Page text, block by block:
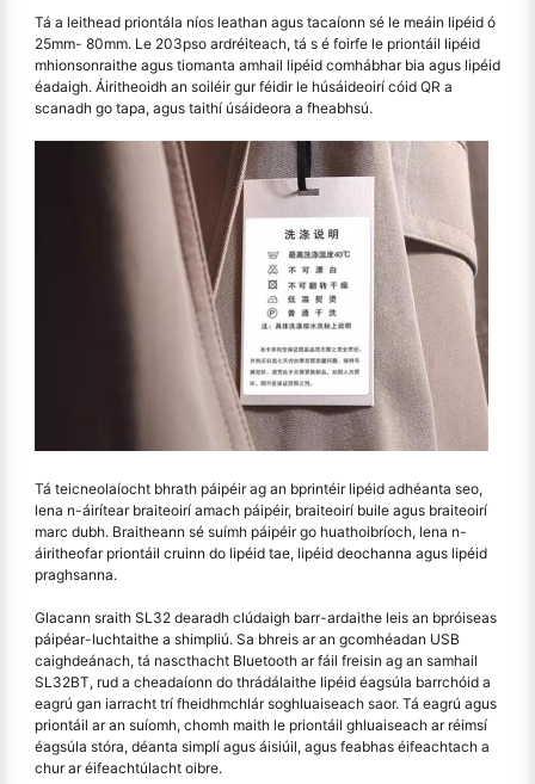
Tá a leithead priontála níos leathan agus tacaíonn sé le meáin lipéid ó
25mm- 80mm. Le 203pso ardréiteach, tá s é foirfe le priontáil lipéid
mhionsonraithe agus tiomanta amhail lipéid comhábhar bia agus lipéid
éadaigh. Áiritheoidh an soiléir gur féidir le húsáideoirí cóid QR a
scanadh go tapa, agus taithí úsáideora a fheabhsú.
Tá teicneolaíocht bhrath páipéir ag an bprintéir lipéid adhéanta seo,
lena n-áirítear braiteoirí amach páipéir, braiteoirí buile agus braiteoirí
marc dubh. Braitheann sé suímh páipéir go huathoibríoch, lena n-
áiritheofar priontáil cruinn do lipéid tae, lipéid deochanna agus lipéid
praghsanna.
Glacann sraith SL32 dearadh clúdaigh barr-ardaithe leis an bpróiseas
páipéar-luchtaithe a shimpliú. Sa bhreis ar an gcomhéadan USB
caighdeánach, tá nascthacht Bluetooth ar fáil freisin ag an samhail
SL32BT, rud a cheadaíonn do thrádálaithe lipéid éagsúla barrchóid a
eagrú gan iarracht trí fheidhmchlár soghluaiseach saor. Tá eagrú agus
priontáil ar an suíomh, chomh maith le priontáil ghluaiseach ar réimsí
éagsúla stóra, déanta simplí agus áisiúil, agus feabhas éifeachtach a
chur ar éifeachtúlacht oibre.